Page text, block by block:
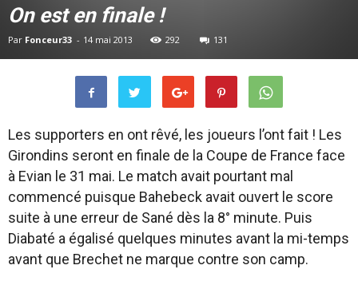
On est en finale !
Par Fonceur33 - 14 mai 2013 292 131
Les supporters en ont rêvé, les joueurs l’ont fait ! Les
Girondins seront en finale de la Coupe de France face
à Evian le 31 mai. Le match avait pourtant mal
commencé puisque Bahebeck avait ouvert le score
suite à une erreur de Sané dès la 8° minute. Puis
Diabaté a égalisé quelques minutes avant la mi-temps
avant que Brechet ne marque contre son camp.